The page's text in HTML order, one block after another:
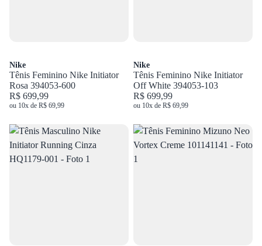
Nike
Tênis Feminino Nike Initiator
Rosa 394053-600
R$ 699,99
ou 10x de R$ 69,99
Nike
Tênis Feminino Nike Initiator
Off White 394053-103
R$ 699,99
ou 10x de R$ 69,99